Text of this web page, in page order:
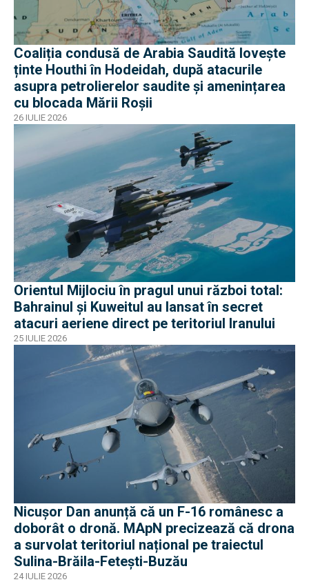
Coaliția condusă de Arabia Saudită lovește
ținte Houthi în Hodeidah, după atacurile
asupra petrolierelor saudite și amenințarea
cu blocada Mării Roșii
26 IULIE 2026
Orientul Mijlociu în pragul unui război total:
Bahrainul și Kuweitul au lansat în secret
atacuri aeriene direct pe teritoriul Iranului
25 IULIE 2026
Nicușor Dan anunță că un F-16 românesc a
doborât o dronă. MApN precizează că drona
a survolat teritoriul național pe traiectul
Sulina-Brăila-Fetești-Buzău
24 IULIE 2026